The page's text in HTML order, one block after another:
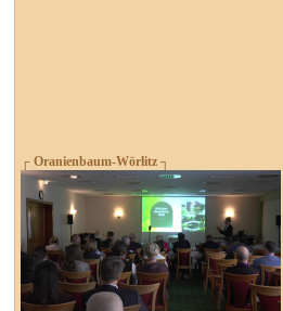
┌ Oranienbaum-Wörlitz ┐